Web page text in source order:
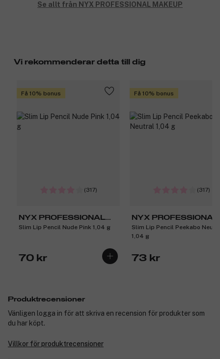
Se allt från NYX PROFESSIONAL MAKEUP
Vi rekommenderar detta till dig
Få 10% bonus
(317)
NYX PROFESSIONAL
MAKEUP
Slim Lip Pencil Nude Pink 1,04 g
70 kr
Få 10% bonus
(317)
NYX PROFESSIONAL
MAKEUP
Slim Lip Pencil Peekabo
1,04 g
73 kr
Produktrecensioner
Vänligen logga in för att skriva en recension för produkter som
du har köpt.
Villkor för produktrecensioner